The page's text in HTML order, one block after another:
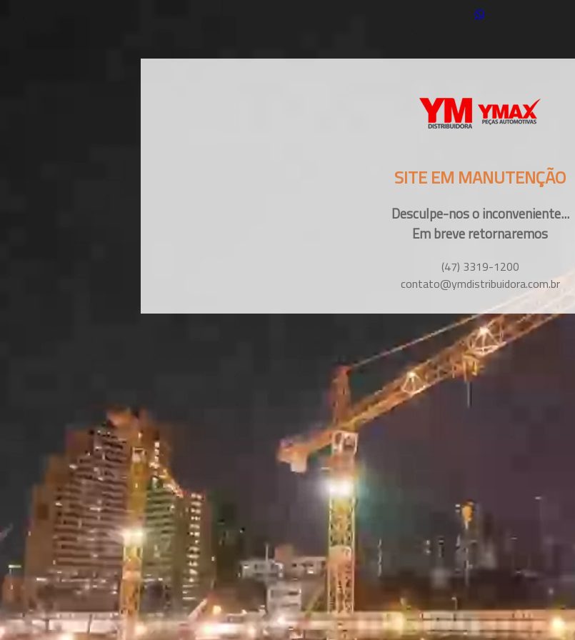
SITE EM MANUTENÇÃO
Desculpe-nos o inconveniente...
Em breve retornaremos
(47) 3319-1200
contato@ymdistribuidora.com.br